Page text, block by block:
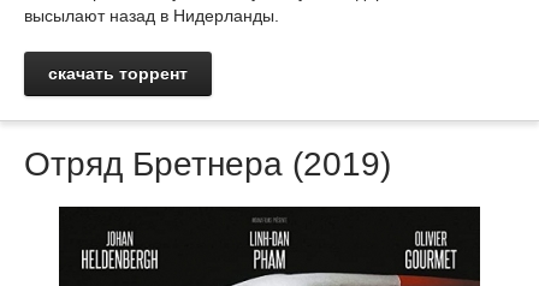
высылают назад в Нидерланды.
скачать торрент
Отряд Бретнера (2019)